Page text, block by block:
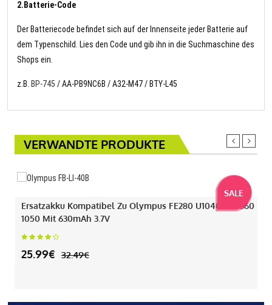
2.Batterie-Code
Der Batteriecode befindet sich auf der Innenseite jeder Batterie auf
dem Typenschild. Lies den Code und gib ihn in die Suchmaschine des
Shops ein.
z.B. BP-745 / AA-PB9NC6B / A32-M47 / BTY-L45
VERWANDTE PRODUKTE
SALE
Ersatzakku Kompatibel Zu Olympus FE280 U1040 330 360
1050 Mit 630mAh 3.7V
25.99€ 32.49€